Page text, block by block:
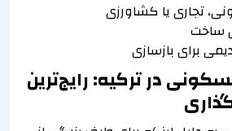
تجاری یا کشاورزی
ساخت
برای بازسازی
در ترکیه: رایج‌ترین